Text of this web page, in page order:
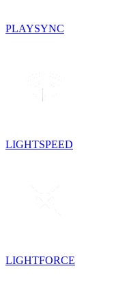
PLAYSYNC
LIGHTSPEED
LIGHTFORCE